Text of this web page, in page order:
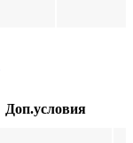
Доп.условия